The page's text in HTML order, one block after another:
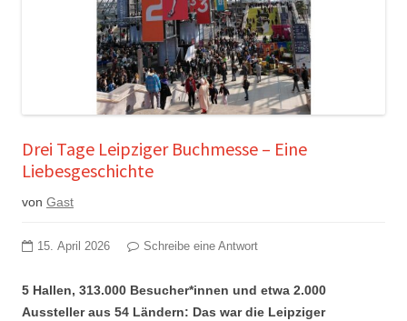
Drei Tage Leipziger Buchmesse – Eine
Liebesgeschichte
von Gast
15. April 2026 Schreibe eine Antwort
5 Hallen, 313.000 Besucher*innen und etwa 2.000
Aussteller aus 54 Ländern: Das war die Leipziger